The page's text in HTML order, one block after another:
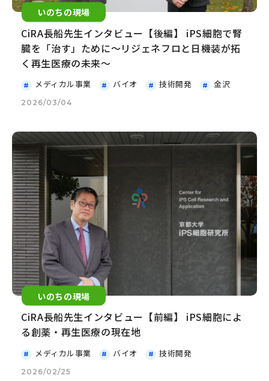
いのちの現場
CiRA長船先生インタビュー【後編】 iPS細胞で腎
臓を「治す」ために～リジェネフロと日機装が拓
く再生医療の未来～
メディカル事業 バイオ 技術開発 金沢
2026/03/04
いのちの現場
CiRA長船先生インタビュー【前編】 iPS細胞によ
る創薬・再生医療の現在地
メディカル事業 バイオ 技術開発
2026/02/25